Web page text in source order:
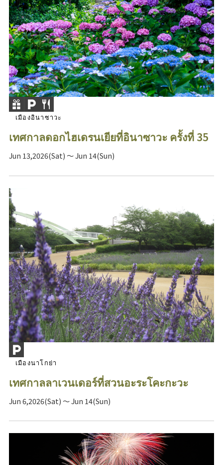
เมืองอินาซาวะ
เทศกาลดอกไฮเดรนเยียที่อินาซาวะ ครั้งที่ 35
Jun 13,2026(Sat) ～ Jun 14(Sun)
เมืองนาโกย่า
เทศกาลลาเวนเดอร์ที่สวนอะระโคะกะวะ
Jun 6,2026(Sat) ～ Jun 14(Sun)